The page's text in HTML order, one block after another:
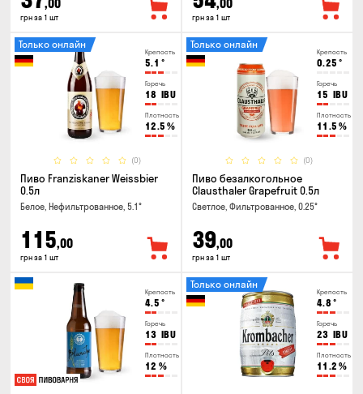
,00
грн за 1 шт
,00
грн за 1 шт
Крепость
5.1 °
Горечь
18 IBU
Плотность
12.5 %
(0)
Только онлайн
Пиво Franziskaner Weissbier
0.5л
Белое, Нефильтрованное, 5.1°
115,00
грн за 1 шт
Крепость
0.25 °
Горечь
15 IBU
Плотность
11.5 %
(0)
Только онлайн
Пиво безалкогольное
Clausthaler Grapefruit 0.5л
Светлое, Фильтрованное, 0.25°
39,00
грн за 1 шт
Крепость
4.5 °
Горечь
13 IBU
Плотность
12 %
Крепость
4.8 °
Горечь
23 IBU
Плотность
11.2 %
Только онлайн